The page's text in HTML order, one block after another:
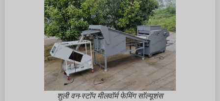
शुली वन-स्टॉप मीलवॉर्म फेमिंग सॉल्यूशंस